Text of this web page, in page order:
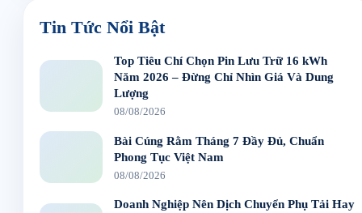
Tin Tức Nổi Bật
Top Tiêu Chí Chọn Pin Lưu Trữ 16 kWh
Năm 2026 – Đừng Chỉ Nhìn Giá Và Dung
Lượng
08/08/2026
Bài Cúng Rằm Tháng 7 Đầy Đủ, Chuẩn
Phong Tục Việt Nam
08/08/2026
Doanh Nghiệp Nên Dịch Chuyển Phụ Tải Hay